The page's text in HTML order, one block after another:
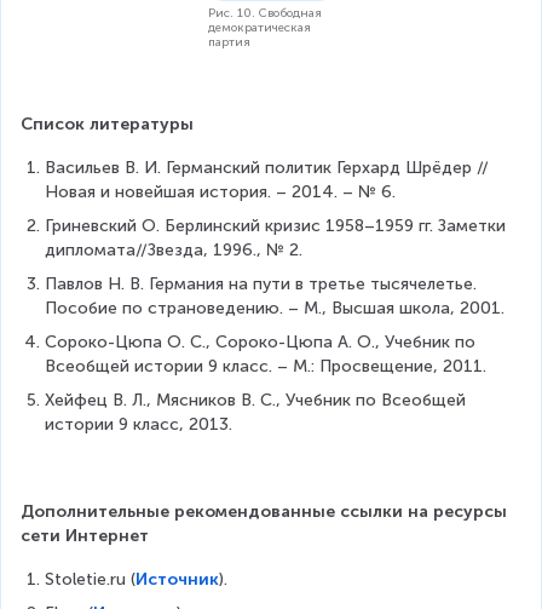
Рис. 10. Свободная
демократическая
партия
Список литературы
Васильев В. И. Германский политик Герхард Шрёдер //
Новая и новейшая история. – 2014. – № 6.
Гриневский О. Берлинский кризис 1958–1959 гг. Заметки
дипломата//Звезда, 1996., № 2.
Павлов Н. В. Германия на пути в третье тысячелетье.
Пособие по страноведению. – М., Высшая школа, 2001.
Сороко-Цюпа О. С., Сороко-Цюпа А. О., Учебник по
Всеобщей истории 9 класс. – М.: Просвещение, 2011.
Хейфец В. Л., Мясников В. С., Учебник по Всеобщей
истории 9 класс, 2013.
Дополнительные рекомендованные ссылки на ресурсы
сети Интернет
Stoletie.ru (Источник).